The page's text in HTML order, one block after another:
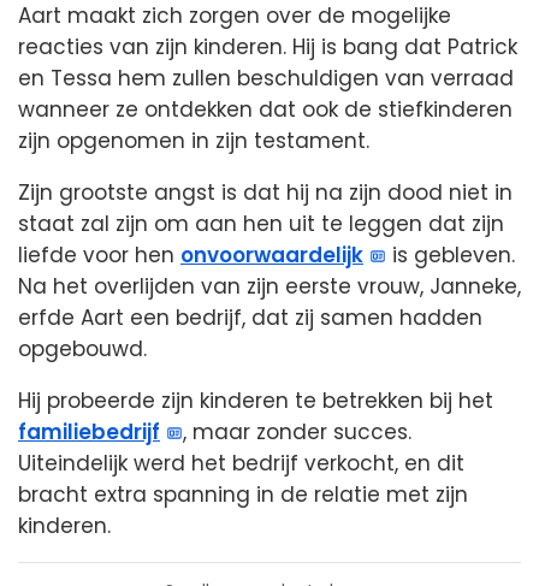
Aart maakt zich zorgen over de mogelijke
reacties van zijn kinderen. Hij is bang dat Patrick
en Tessa hem zullen beschuldigen van verraad
wanneer ze ontdekken dat ook de stiefkinderen
zijn opgenomen in zijn testament.
Zijn grootste angst is dat hij na zijn dood niet in
staat zal zijn om aan hen uit te leggen dat zijn
liefde voor hen onvoorwaardelijk
is gebleven.
Na het overlijden van zijn eerste vrouw, Janneke,
erfde Aart een bedrijf, dat zij samen hadden
opgebouwd.
Hij probeerde zijn kinderen te betrekken bij het
familiebedrijf
, maar zonder succes.
Uiteindelijk werd het bedrijf verkocht, en dit
bracht extra spanning in de relatie met zijn
kinderen.